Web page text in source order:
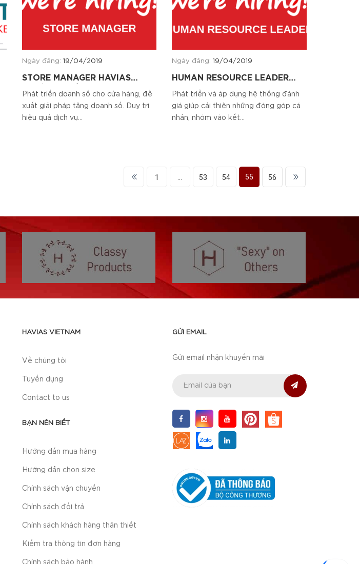
Ngày đăng: 19/04/2019
STORE MANAGER HAVIAS
(QUẢN LÝ CỬA HÀNG)
Phát triển doanh số cho cửa hàng, đề
xuất giải pháp tăng doanh số. Duy trì
hiệu quả dịch vụ...
Ngày đăng: 19/04/2019
HUMAN RESOURCE LEADER
HAVIAS
Phát triển và áp dụng hệ thống đánh
giá giúp cải thiện những đóng góp cá
nhân, nhóm vào kết...
1 ... 53 54 55 56
HAVIAS VIETNAM
Về chúng tôi
Tuyển dụng
Contact to us
BẠN NÊN BIẾT
Hướng dẫn mua hàng
Hướng dẫn chọn size
Chính sách vận chuyển
Chính sách đổi trả
Chính sách khách hàng thân thiết
Kiểm tra thông tin đơn hàng
Chính sách bảo hành
GỬI EMAIL
Gửi email nhận khuyến mãi